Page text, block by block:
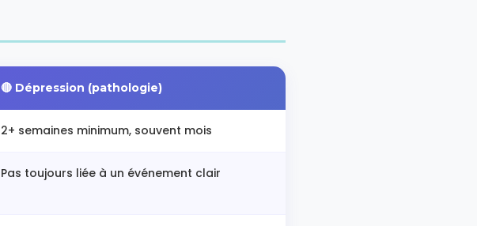
🔴 Dépression (pathologie)
2+ semaines minimum, souvent mois
Pas toujours liée à un événement clair